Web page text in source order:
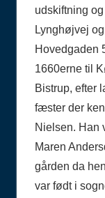
udskiftning
Lynghøjvej
Hovedgaden
1660erne til
Bistrup, efter
fæster der
Nielsen. Han
Maren
gården da
var født i